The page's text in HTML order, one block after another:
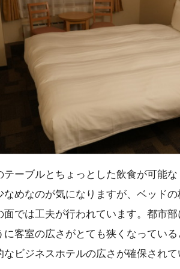
ーブルとちょっとした飲食が可能
めなのが気になりますが、ベッド
面では工夫が行われています。都市
に客室の広さがとても狭くなってい
なビジネスホテルの広さが確保され